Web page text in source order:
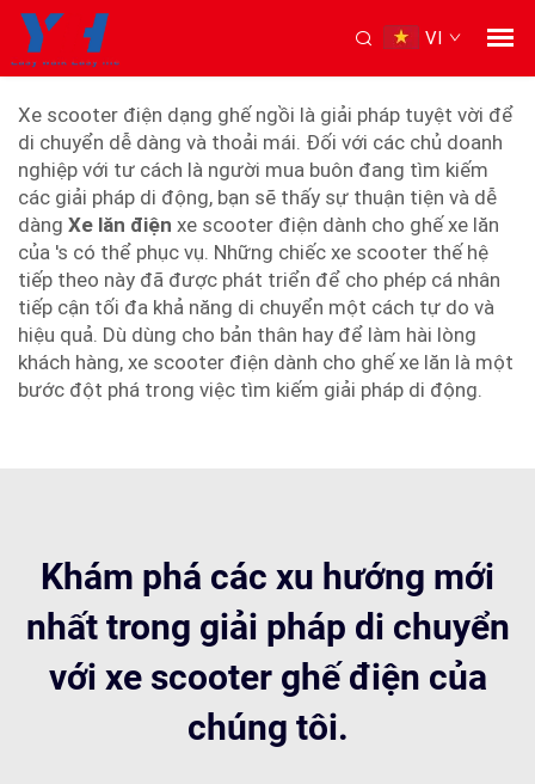
VI
xe scooter ghế điện
Xe scooter điện dạng ghế ngồi là giải pháp tuyệt vời để
di chuyển dễ dàng và thoải mái. Đối với các chủ doanh
nghiệp với tư cách là người mua buôn đang tìm kiếm
các giải pháp di động, bạn sẽ thấy sự thuận tiện và dễ
dàng Xe lăn điện xe scooter điện dành cho ghế xe lăn
của 's có thể phục vụ. Những chiếc xe scooter thế hệ
tiếp theo này đã được phát triển để cho phép cá nhân
tiếp cận tối đa khả năng di chuyển một cách tự do và
hiệu quả. Dù dùng cho bản thân hay để làm hài lòng
khách hàng, xe scooter điện dành cho ghế xe lăn là một
bước đột phá trong việc tìm kiếm giải pháp di động.
Khám phá các xu hướng mới
nhất trong giải pháp di chuyển
với xe scooter ghế điện của
chúng tôi.